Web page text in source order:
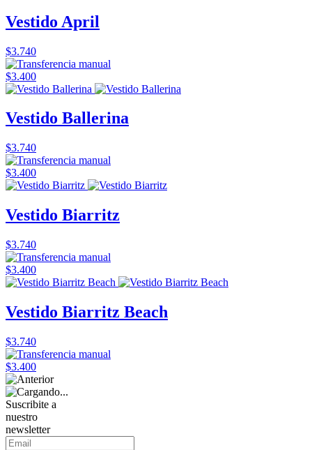
Vestido April
$3.740
$3.400
Vestido Ballerina
$3.740
$3.400
Vestido Biarritz
$3.740
$3.400
Vestido Biarritz Beach
$3.740
$3.400
Suscribite a
nuestro
newsletter